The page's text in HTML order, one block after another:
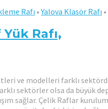
Rafı •Yalova Klasör Rafı •
Rafı,
ve modelleri farklı
sektörler olsa da büyük
sağlar. Çelik Raflar